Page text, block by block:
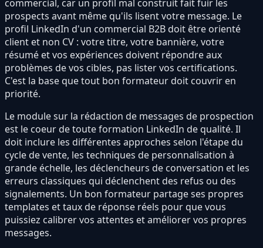
commercial, car un profil mal construit fait fuir les
prospects avant même qu'ils lisent votre message. Le
profil LinkedIn d'un commercial B2B doit être orienté
client et non CV : votre titre, votre bannière, votre
résumé et vos expériences doivent répondre aux
problèmes de vos cibles, pas lister vos certifications.
C'est la base que tout bon formateur doit couvrir en
priorité.
Le module sur la rédaction de messages de prospection
est le coeur de toute formation LinkedIn de qualité. Il
doit inclure les différentes approches selon l'étape du
cycle de vente, les techniques de personnalisation à
grande échelle, les déclencheurs de conversation et les
erreurs classiques qui déclenchent des refus ou des
signalements. Un bon formateur partage ses propres
templates et taux de réponse réels pour que vous
puissiez calibrer vos attentes et améliorer vos propres
messages.